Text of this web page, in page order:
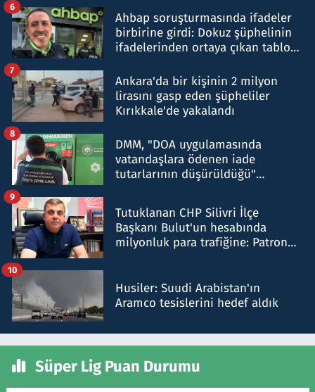
Ahbap soruşturmasında ifadeler
birbirine girdi: Dokuz şüphelinin
ifadelerinden ortaya çıkan tablo
6
Ankara'da bir kişinin 2 milyon
lirasını gasp eden şüpheliler
Kırıkkale'de yakalandı
7
DMM, "DOA uygulamasında
vatandaşlara ödenen iade
tutarlarının düşürüldüğü"
8
Tutuklanan CHP Silivri İlçe
Başkanı Bulut'un hesabında
milyonluk para trafiğine: Patron
9
Husiler: Suudi Arabistan'ın
Aramco tesislerini hedef aldık
10
Süper Lig Puan Durumu